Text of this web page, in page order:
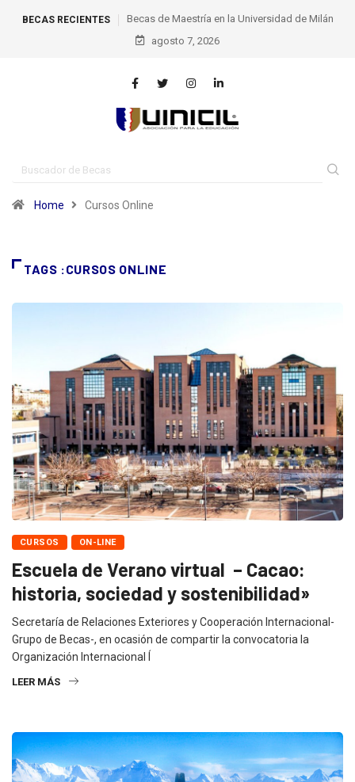
BECAS RECIENTES
Becas de Maestría en la Universidad de Milán
agosto 7, 2026
Home Cursos Online
TAGS :CURSOS ONLINE
CURSOS ON-LINE
Escuela de Verano virtual – Cacao:
historia, sociedad y sostenibilidad»
Secretaría de Relaciones Exteriores y Cooperación Internacional-
Grupo de Becas-, en ocasión de compartir la convocatoria la
Organización Internacional Í
LEER MÁS